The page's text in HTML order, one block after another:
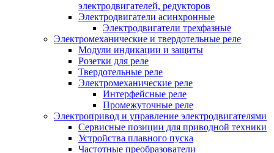
электродвигателей, редукторов
Электродвигатели асинхронные
Электродвигатели трехфазные
Электромеханические и твердотельные реле
Модули индикации и защиты
Розетки для реле
Твердотельные реле
Электромеханические реле
Интерфейсные реле
Промежуточные реле
Электропривод и управление электродвигателями
Сервисные позиции для приводной техники
Устройства плавного пуска
Частотные преобразователи